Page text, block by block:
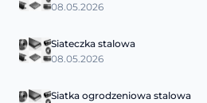
08.05.2026
Siateczka stalowa
08.05.2026
Siatka ogrodzeniowa stalowa